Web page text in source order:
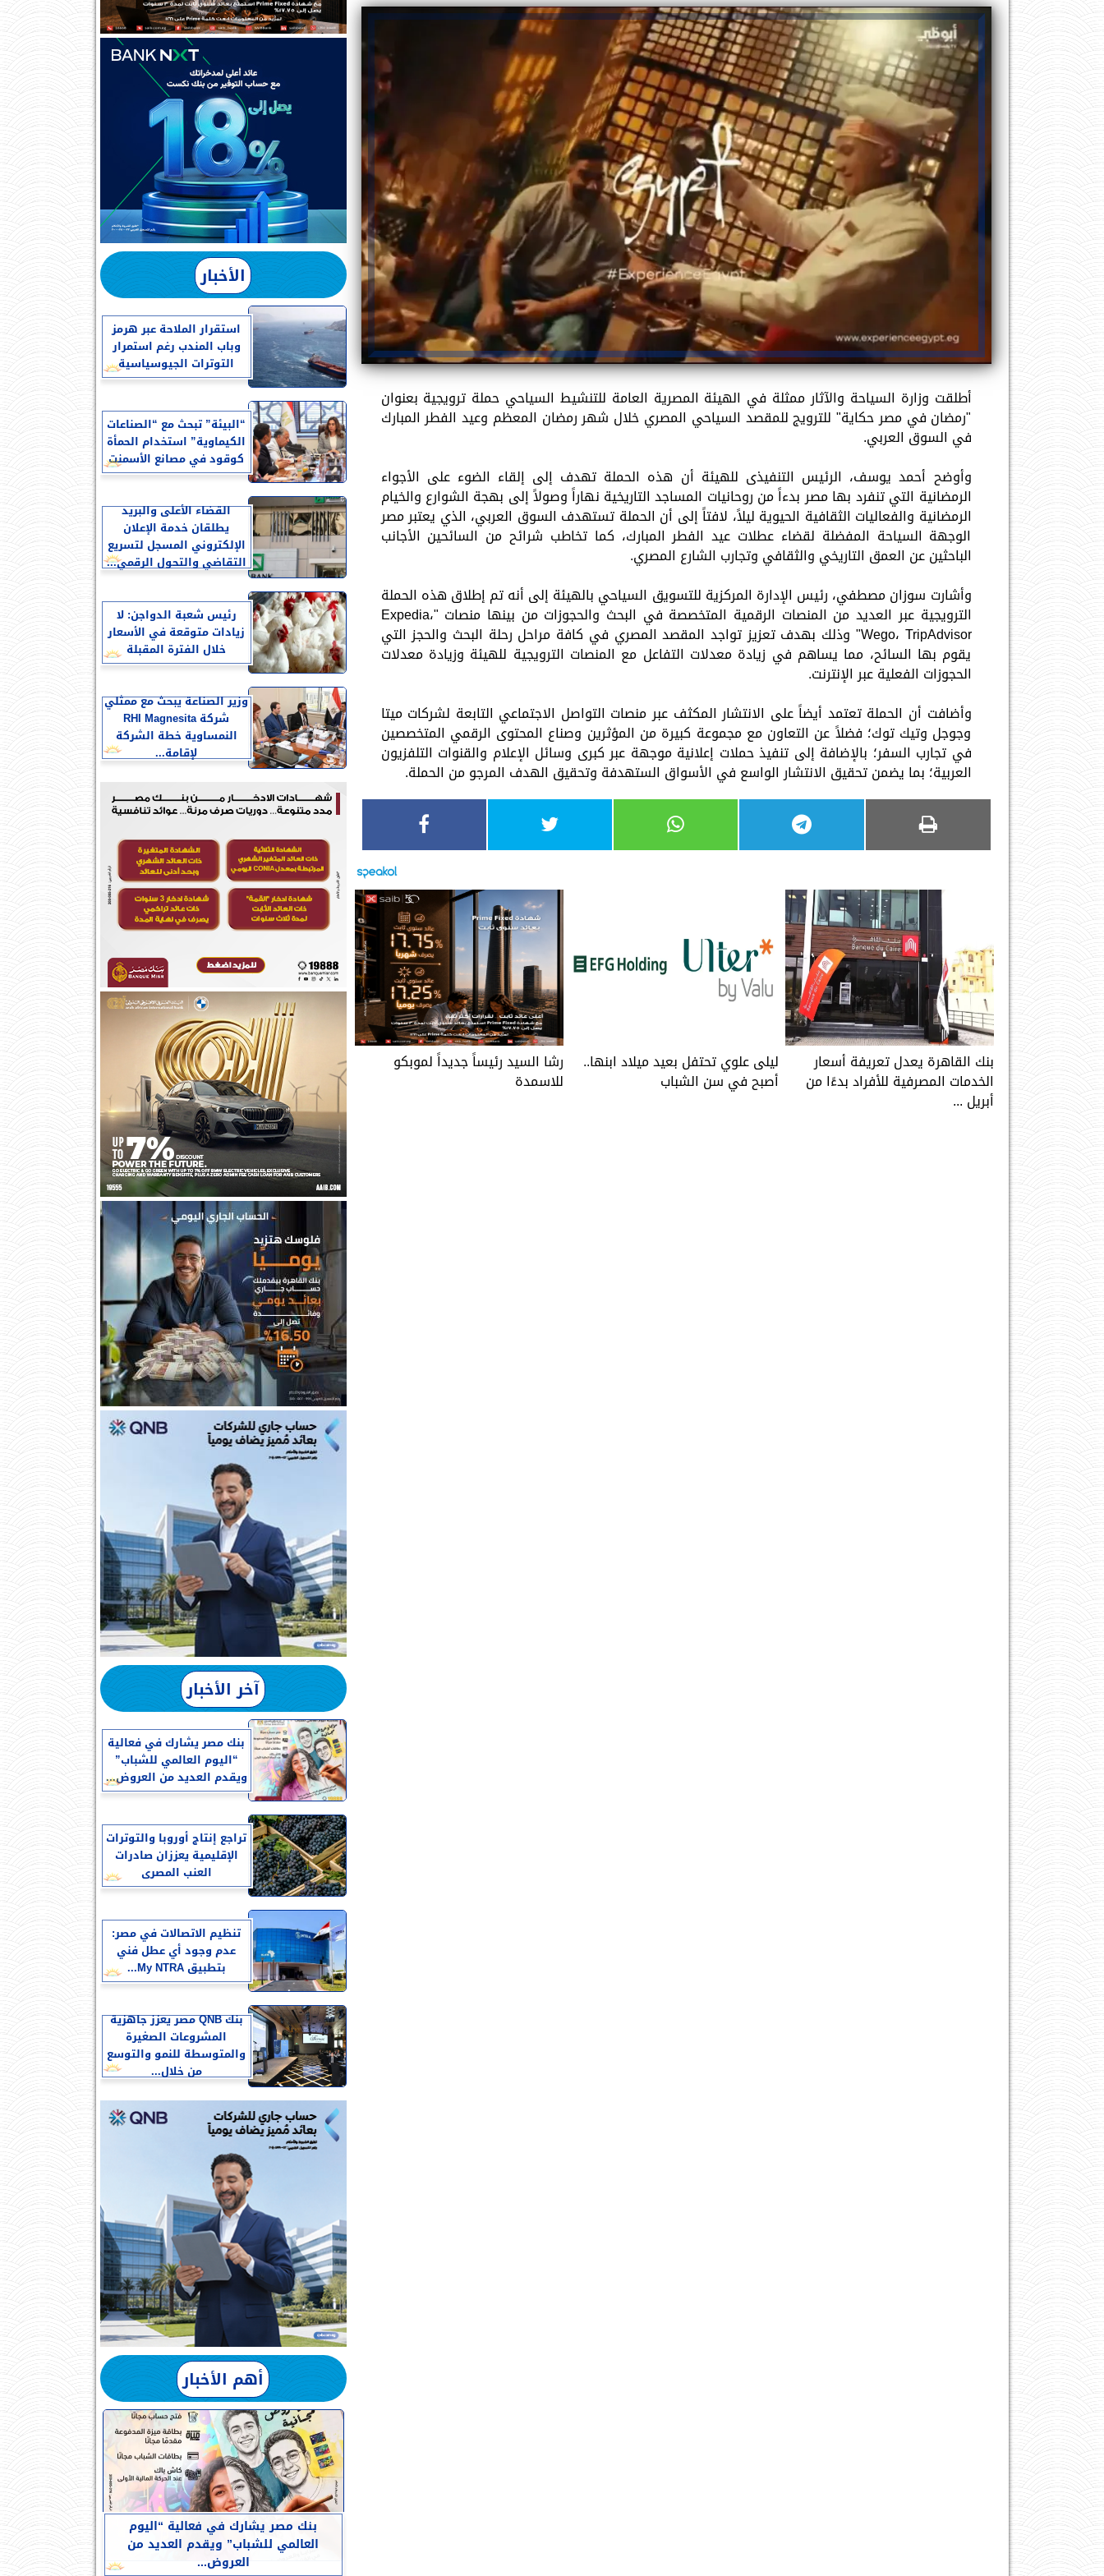
أطلقت وزارة السياحة والآثار ممثلة في الهيئة المصرية العامة للتنشيط السياحي حملة ترويجية بعنوان
"رمضان في مصر حكاية" للترويج للمقصد السياحي المصري خلال شهر رمضان المعظم وعيد الفطر المبارك
في السوق العربي.
وأوضح أحمد يوسف، الرئيس التنفيذى للهيئة أن هذه الحملة تهدف إلى إلقاء الضوء على الأجواء
الرمضانية التي تنفرد بها مصر بدءاً من روحانيات المساجد التاريخية نهاراً وصولاً إلى بهجة الشوارع والخيام
الرمضانية والفعاليات الثقافية الحيوية ليلاً، لافتاً إلى أن الحملة تستهدف السوق العربي، الذي يعتبر مصر
الوجهة السياحة المفضلة لقضاء عطلات عيد الفطر المبارك، كما تخاطب شرائح من السائحين الأجانب
الباحثين عن العمق التاريخي والثقافي وتجارب الشارع المصري.
وأشارت سوزان مصطفي، رئيس الإدارة المركزية للتسويق السياحي بالهيئة إلى أنه تم إطلاق هذه الحملة
الترويجية عبر العديد من المنصات الرقمية المتخصصة في البحث والحجوزات من بينها منصات "Expedia،
Wego، TripAdvisor" وذلك بهدف تعزيز تواجد المقصد المصري في كافة مراحل رحلة البحث والحجز التي
يقوم بها السائح، مما يساهم في زيادة معدلات التفاعل مع المنصات الترويجية للهيئة وزيادة معدلات
الحجوزات الفعلية عبر الإنترنت.
وأضافت أن الحملة تعتمد أيضاً على الانتشار المكثف عبر منصات التواصل الاجتماعي التابعة لشركات ميتا
وجوجل وتيك توك؛ فضلاً عن التعاون مع مجموعة كبيرة من المؤثرين وصناع المحتوى الرقمي المتخصصين
في تجارب السفر؛ بالإضافة إلى تنفيذ حملات إعلانية موجهة عبر كبرى وسائل الإعلام والقنوات التلفزيون
العربية؛ بما يضمن تحقيق الانتشار الواسع في الأسواق الستهدفة وتحقيق الهدف المرجو من الحملة.
بنك القاهرة يعدل تعريفة أسعار
الخدمات المصرفية للأفراد بدءًا من
أبريل ...
ليلى علوي تحتفل بعيد ميلاد ابنها..
أصبح في سن الشباب
رشا السيد رئيساً جديداً لموبكو
للاسمدة
الأخبار
استقرار الملاحة عبر هرمز
وباب المندب رغم استمرار
التوترات الجيوسياسية
“البيئة” تبحث مع “الصناعات
الكيماوية” استخدام الحمأة
كوقود في مصانع الأسمنت
القضاء الأعلى والبريد
يطلقان خدمة الإعلان
الإلكتروني المسجل لتسريع
التقاضي والتحول الرقمي...
رئيس شعبة الدواجن: لا
زيادات متوقعة في الأسعار
خلال الفترة المقبلة
وزير الصناعة يبحث مع ممثلي
شركة RHI Magnesita
النمساوية خطة الشركة
لإقامة...
آخر الأخبار
بنك مصر يشارك في فعالية
“اليوم العالمي للشباب”
ويقدم العديد من العروض...
تراجع إنتاج أوروبا والتوترات
الإقليمية يعززان صادرات
العنب المصرى
تنظيم الاتصالات في مصر:
عدم وجود أي عطل فني
بتطبيق My NTRA...
بنك QNB مصر يعزز جاهزية
المشروعات الصغيرة
والمتوسطة للنمو والتوسع
من خلال...
أهم الأخبار
بنك مصر يشارك في فعالية “اليوم
العالمي للشباب” ويقدم العديد من
العروض...